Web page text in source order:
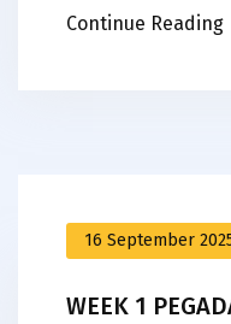
Continue Reading
16 September
WEEK 1